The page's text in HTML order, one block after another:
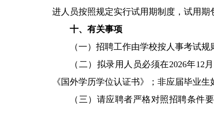
进人员按照规定实行试用期制度，试用期
十、有关事项
（一）招聘工作由学校按人事考试
（二）拟录用人员必须在2026年
《国外学历学位认证书》；非应届毕业
（三）请应聘者严格对照招聘条件